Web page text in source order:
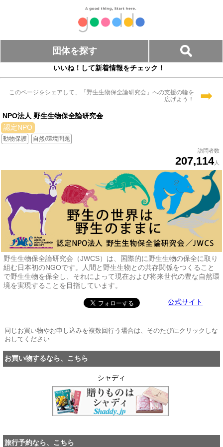
団体を探す
いいね！して新着情報をチェック！
このページをシェアして、「野生生物保全論研究会」への支援の輪を
広げよう！
➡
NPO法人 野生生物保全論研究会
認定NPO
動物保護 自然/環境問題
訪問者数
207,114人
野生生物保全論研究会（JWCS）は、国際的に野生生物の保全に取り
組む日本初のNGOです。人間と野生生物との共存関係をつくること
で野生生物を保全し、それによって現在および将来世代の豊な自然環
境を実現することを目指しています。
公式サイト
同じお買い物やお申し込みを複数回行う場合は、そのたびにクリックしな
おしてください
お買い物するなら、こちら
シャディ
旅行予約なら、こちら